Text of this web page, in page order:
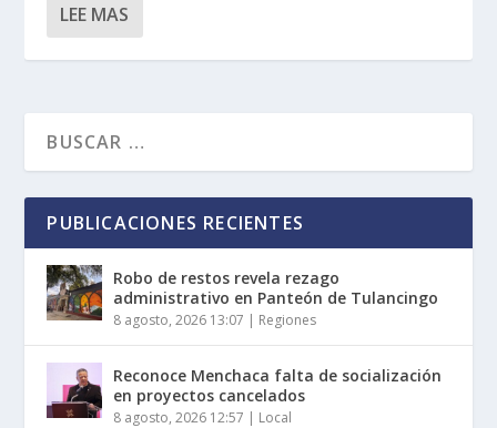
LEE MAS
PUBLICACIONES RECIENTES
Robo de restos revela rezago
administrativo en Panteón de Tulancingo
8 agosto, 2026 13:07 | Regiones
Reconoce Menchaca falta de socialización
en proyectos cancelados
8 agosto, 2026 12:57 | Local